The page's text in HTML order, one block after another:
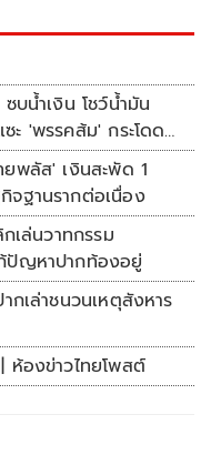
บน้ำเงิน โชว์น้ำมัน
ะ 'พรรคส้ม' กระโดด
พลัส' เงินสะพัด 1
จฐานรากต่อเนื่อง
เล่นวาทกรรม
ปัญหาปากท้องอยู่
กเล่าชนวนเหตุสังหาร
ห้องข่าวไทยโพสต์